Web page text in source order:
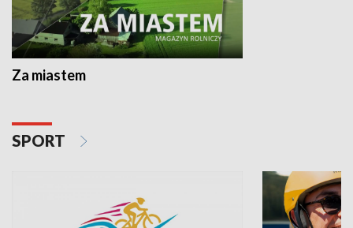
Za miastem
SPORT